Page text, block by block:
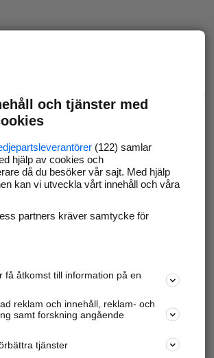
och tjänster med
(122) samlar
hjälp av cookies och
då du besöker vår sajt. Med hjälp
kan vi utveckla vårt innehåll och våra
partners kräver samtycke för
få åtkomst till information på en
reklam och innehåll, reklam- och
samt forskning angående
tjänster